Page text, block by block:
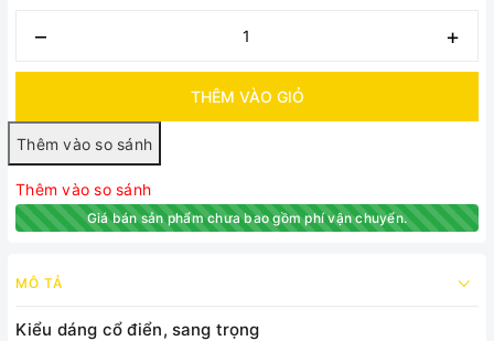
– +
THÊM VÀO GIỎ
Thêm vào so sánh
Giá bán sản phẩm chưa bao gồm phí vận chuyển.
MÔ TẢ
Kiểu dáng cổ điển, sang trọng